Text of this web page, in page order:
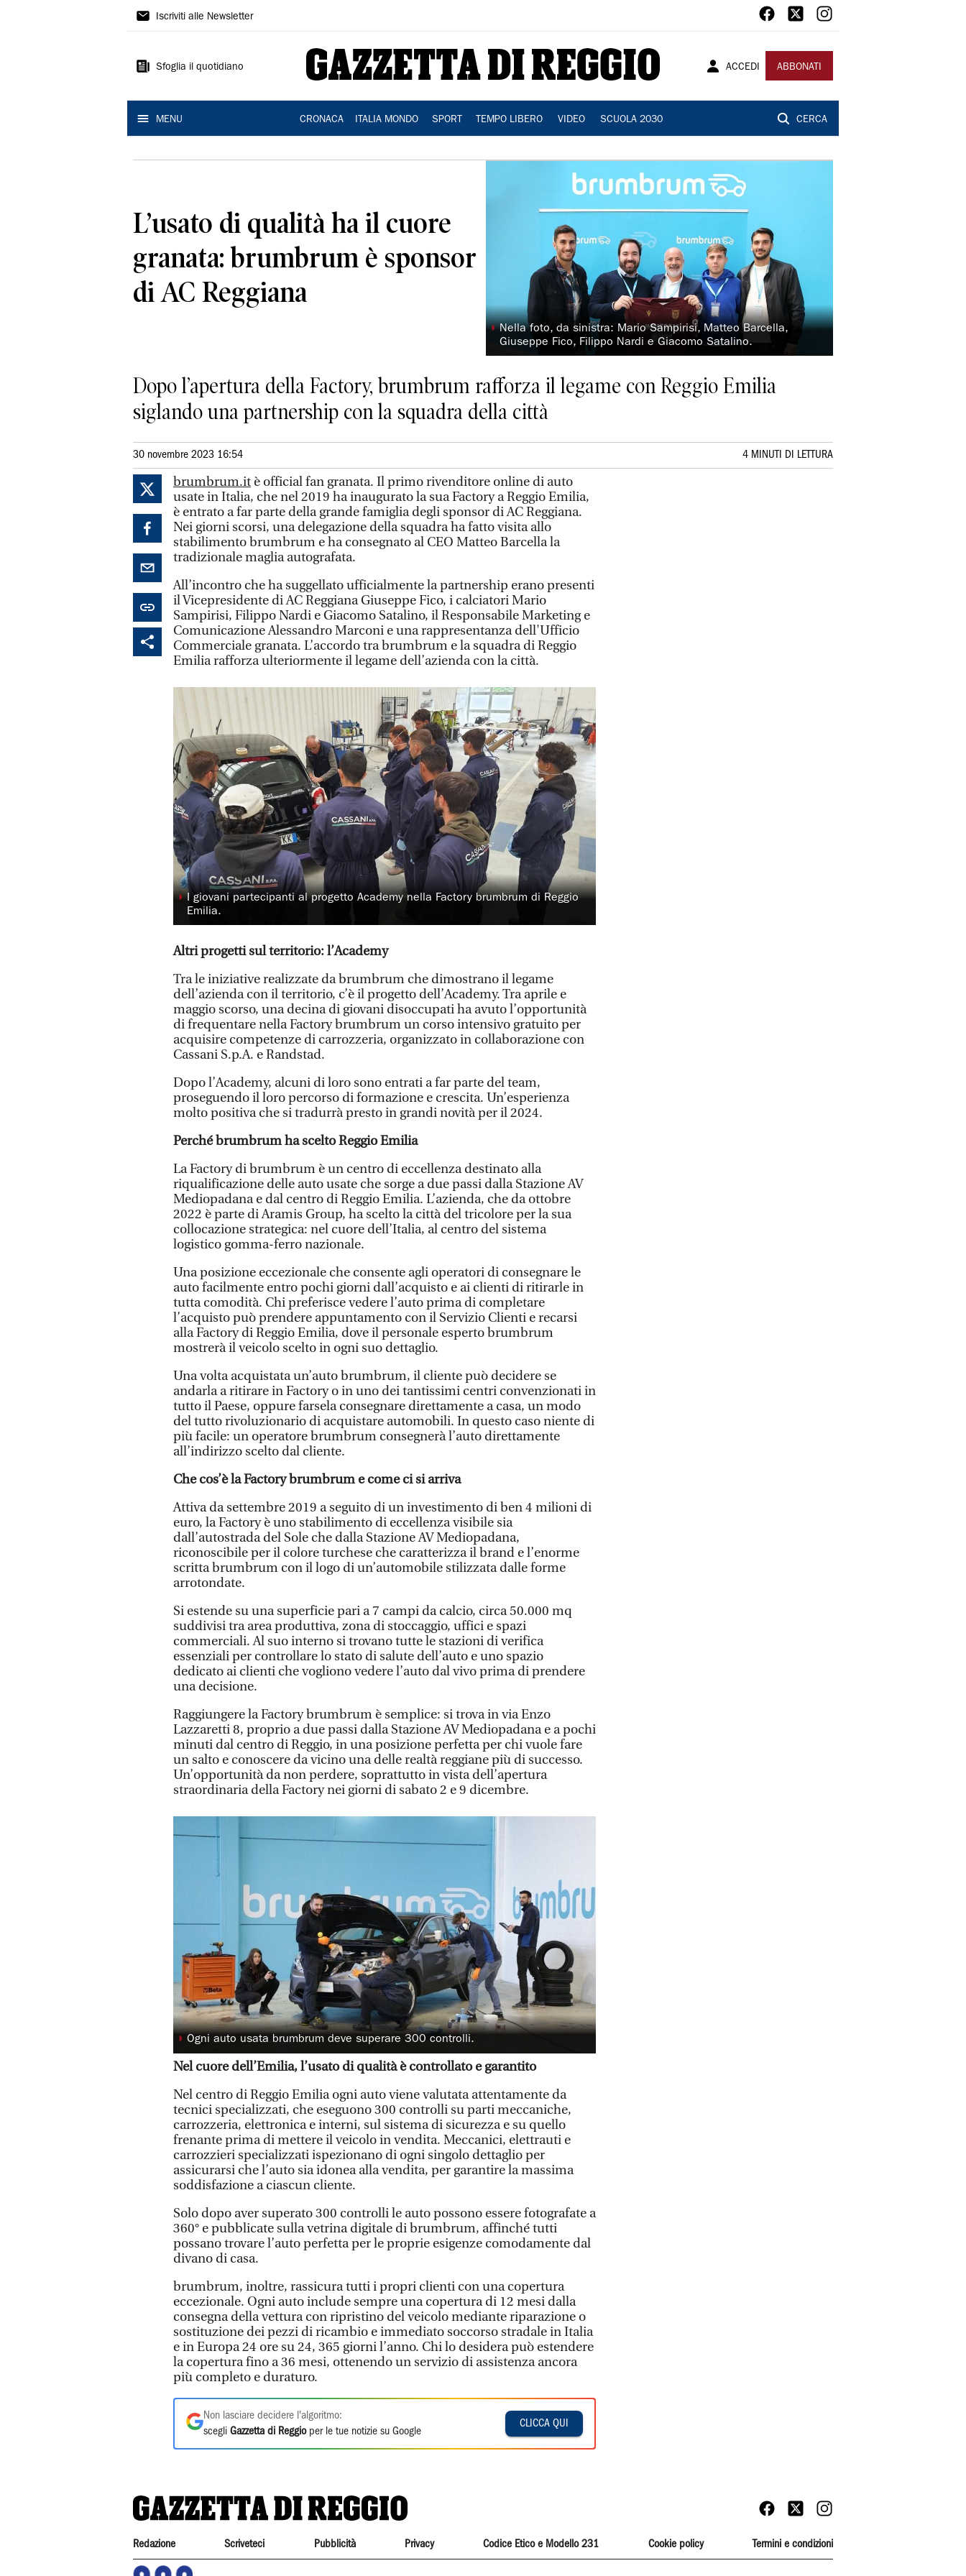
Gazzetta
Reggio
Iscriviti alle Newsletter
Sfoglia il quotidiano ACCEDI ABBONATI
MENU CRONACA ITALIA MONDO SPORT TEMPO LIBERO VIDEO SCUOLA 2030 CERCA
L’usato di qualità ha il cuore
granata: brumbrum è sponsor
di AC Reggiana
◗Nella foto, da sinistra: Mario Sampirisi, Matteo Barcella,
Giuseppe Fico, Filippo Nardi e Giacomo Satalino.
Dopo l’apertura della Factory, brumbrum rafforza il legame con Reggio Emilia
siglando una partnership con la squadra della città
30 novembre 2023 16:54 4 MINUTI DI LETTURA
brumbrum.it è official fan granata. Il primo rivenditore online di auto
usate in Italia, che nel 2019 ha inaugurato la sua Factory a Reggio Emilia,
è entrato a far parte della grande famiglia degli sponsor di AC Reggiana.
Nei giorni scorsi, una delegazione della squadra ha fatto visita allo
stabilimento brumbrum e ha consegnato al CEO Matteo Barcella la
tradizionale maglia autografata.
All’incontro che ha suggellato ufficialmente la partnership erano presenti
il Vicepresidente di AC Reggiana Giuseppe Fico, i calciatori Mario
Sampirisi, Filippo Nardi e Giacomo Satalino, il Responsabile Marketing e
Comunicazione Alessandro Marconi e una rappresentanza dell'Ufficio
Commerciale granata. L’accordo tra brumbrum e la squadra di Reggio
Emilia rafforza ulteriormente il legame dell’azienda con la città.
◗I giovani partecipanti al progetto Academy nella Factory brumbrum di Reggio
Emilia.
Altri progetti sul territorio: l’Academy
Tra le iniziative realizzate da brumbrum che dimostrano il legame
dell’azienda con il territorio, c’è il progetto dell’Academy. Tra aprile e
maggio scorso, una decina di giovani disoccupati ha avuto l’opportunità
di frequentare nella Factory brumbrum un corso intensivo gratuito per
acquisire competenze di carrozzeria, organizzato in collaborazione con
Cassani S.p.A. e Randstad.
Dopo l’Academy, alcuni di loro sono entrati a far parte del team,
proseguendo il loro percorso di formazione e crescita. Un’esperienza
molto positiva che si tradurrà presto in grandi novità per il 2024.
Perché brumbrum ha scelto Reggio Emilia
La Factory di brumbrum è un centro di eccellenza destinato alla
riqualificazione delle auto usate che sorge a due passi dalla Stazione AV
Mediopadana e dal centro di Reggio Emilia. L’azienda, che da ottobre
2022 è parte di Aramis Group, ha scelto la città del tricolore per la sua
collocazione strategica: nel cuore dell’Italia, al centro del sistema
logistico gomma-ferro nazionale.
Una posizione eccezionale che consente agli operatori di consegnare le
auto facilmente entro pochi giorni dall’acquisto e ai clienti di ritirarle in
tutta comodità. Chi preferisce vedere l’auto prima di completare
l’acquisto può prendere appuntamento con il Servizio Clienti e recarsi
alla Factory di Reggio Emilia, dove il personale esperto brumbrum
mostrerà il veicolo scelto in ogni suo dettaglio.
Una volta acquistata un’auto brumbrum, il cliente può decidere se
andarla a ritirare in Factory o in uno dei tantissimi centri convenzionati in
tutto il Paese, oppure farsela consegnare direttamente a casa, un modo
del tutto rivoluzionario di acquistare automobili. In questo caso niente di
più facile: un operatore brumbrum consegnerà l’auto direttamente
all’indirizzo scelto dal cliente.
Che cos’è la Factory brumbrum e come ci si arriva
Attiva da settembre 2019 a seguito di un investimento di ben 4 milioni di
euro, la Factory è uno stabilimento di eccellenza visibile sia
dall’autostrada del Sole che dalla Stazione AV Mediopadana,
riconoscibile per il colore turchese che caratterizza il brand e l’enorme
scritta brumbrum con il logo di un’automobile stilizzata dalle forme
arrotondate.
Si estende su una superficie pari a 7 campi da calcio, circa 50.000 mq
suddivisi tra area produttiva, zona di stoccaggio, uffici e spazi
commerciali. Al suo interno si trovano tutte le stazioni di verifica
essenziali per controllare lo stato di salute dell’auto e uno spazio
dedicato ai clienti che vogliono vedere l’auto dal vivo prima di prendere
una decisione.
Raggiungere la Factory brumbrum è semplice: si trova in via Enzo
Lazzaretti 8, proprio a due passi dalla Stazione AV Mediopadana e a pochi
minuti dal centro di Reggio, in una posizione perfetta per chi vuole fare
un salto e conoscere da vicino una delle realtà reggiane più di successo.
Un’opportunità da non perdere, soprattutto in vista dell’apertura
straordinaria della Factory nei giorni di sabato 2 e 9 dicembre.
◗ Ogni auto usata brumbrum deve superare 300 controlli.
Nel cuore dell’Emilia, l’usato di qualità è controllato e garantito
Nel centro di Reggio Emilia ogni auto viene valutata attentamente da
tecnici specializzati, che eseguono 300 controlli su parti meccaniche,
carrozzeria, elettronica e interni, sul sistema di sicurezza e su quello
frenante prima di mettere il veicolo in vendita. Meccanici, elettrauti e
carrozzieri specializzati ispezionano di ogni singolo dettaglio per
assicurarsi che l’auto sia idonea alla vendita, per garantire la massima
soddisfazione a ciascun cliente.
Solo dopo aver superato 300 controlli le auto possono essere fotografate a
360° e pubblicate sulla vetrina digitale di brumbrum, affinché tutti
possano trovare l’auto perfetta per le proprie esigenze comodamente dal
divano di casa.
brumbrum, inoltre, rassicura tutti i propri clienti con una copertura
eccezionale. Ogni auto include sempre una copertura di 12 mesi dalla
consegna della vettura con ripristino del veicolo mediante riparazione o
sostituzione dei pezzi di ricambio e immediato soccorso stradale in Italia
e in Europa 24 ore su 24, 365 giorni l’anno. Chi lo desidera può estendere
la copertura fino a 36 mesi, ottenendo un servizio di assistenza ancora
più completo e duraturo.
Non lasciare decidere l'algoritmo:
scegli Gazzetta di Reggioper le tue notizie su Google
CLICCA QUI
Redazione Scriveteci Pubblicità Privacy Codice Etico e Modello 231 Cookie policy Termini e condizioni